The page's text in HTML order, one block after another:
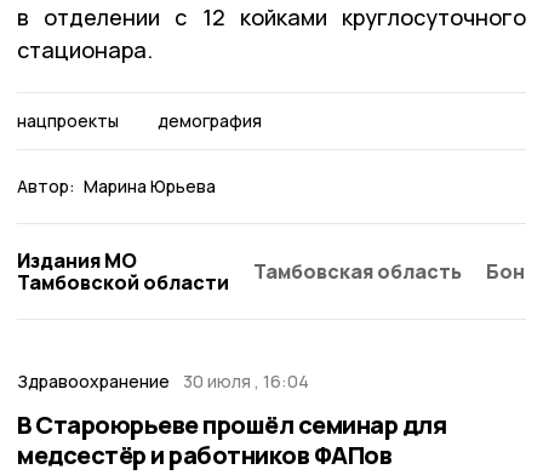
в отделении с 12 койками круглосуточного
стационара.
нацпроекты демография
Автор: Марина Юрьева
Издания МО
Тамбовской области
Тамбовская область
Здравоохранение 30 июля , 16:04
В Староюрьеве прошёл семинар для
медсестёр и работников ФАПов